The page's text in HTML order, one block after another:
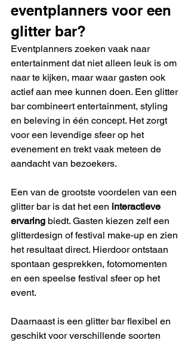
eventplanners voor een
glitter bar?
Eventplanners zoeken vaak naar
entertainment dat niet alleen leuk is om
naar te kijken, maar waar gasten ook
actief aan mee kunnen doen. Een glitter
bar combineert entertainment, styling
en beleving in één concept. Het zorgt
voor een levendige sfeer op het
evenement en trekt vaak meteen de
aandacht van bezoekers.
Een van de grootste voordelen van een
glitter bar is dat het een interactieve
ervaring biedt. Gasten kiezen zelf een
glitterdesign of festival make-up en zien
het resultaat direct. Hierdoor ontstaan
spontaan gesprekken, fotomomenten
en een speelse festival sfeer op het
event.
Daarnaast is een glitter bar flexibel en
geschikt voor verschillende soorten